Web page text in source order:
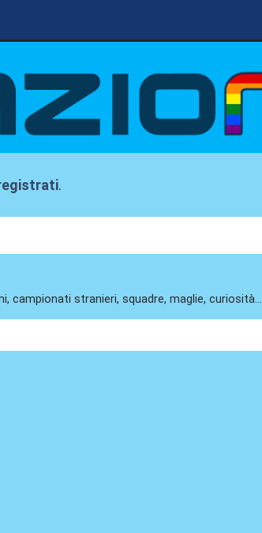
.
campionati stranieri, squadre, maglie, curiosità...